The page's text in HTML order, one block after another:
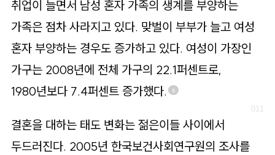
취업이 늘면서 남성 혼자 가족의 생계를 부양하는
가족은 점차 사라지고 있다. 맞벌이 부부가 늘고 여성
혼자 부양하는 경우도 증가하고 있다. 여성이 가장인
가구는 2008년에 전체 가구의 22.1퍼센트로,
1980년보다 7.4퍼센트 증가했다.
5
결혼을 대하는 태도 변화는 젊은이들 사이에서
두드러진다. 2005년 한국보건사회연구원의 조사를